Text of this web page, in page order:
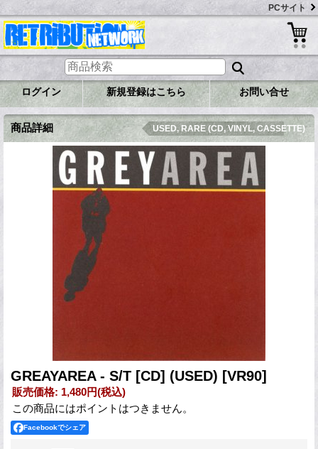
PCサイト
ログイン 新規登録はこちら お問い合せ
商品詳細 USED, RARE (CD, VINYL, CASSETTE)
GREAYAREA - S/T [CD] (USED) [VR90]
販売価格: 1,480円(税込)
この商品にはポイントはつきません。
Facebookでシェア